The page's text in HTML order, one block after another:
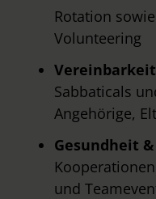
w
a
Rotation
Volunteering
Sabbaticals
Angehörige,
Gesundheit
und